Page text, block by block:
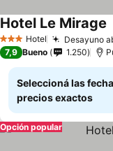
3 Estrellas
Hotel Desayuno
Hotel Le Mirage
7,9 Bueno 1.250
Seleccioná las
precios exactos
Opción popular